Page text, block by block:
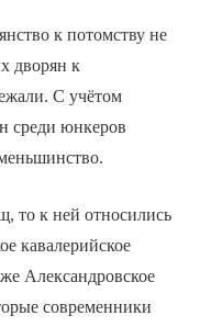
к потомству не
дворян к
С учётом
среди юнкеров
то к ней относились
кавалерийское
Александровское
современники